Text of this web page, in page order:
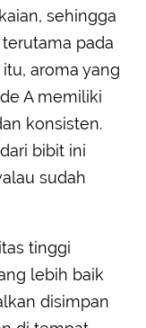
sehingga
pada
aroma yang
A memiliki
konsisten.
bibit ini
sudah
tinggi
lebih baik
disimpan